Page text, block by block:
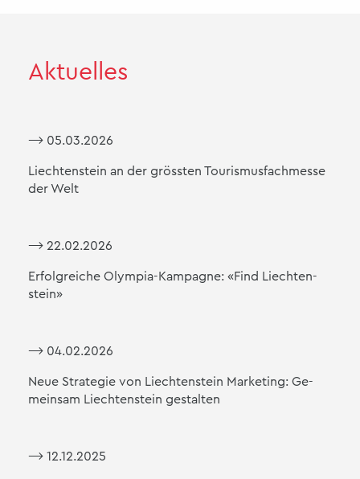
Ak­tu­el­les
⟶ 05.03.2026
Liech­ten­stein an der gröss­ten Tou­ris­mus­fach­mes­se
der Welt
⟶ 22.02.2026
Er­folg­rei­che Olym­pia-Kam­pa­gne: «Find Liech­ten­
stein»
⟶ 04.02.2026
Neue Stra­te­gie von Liech­ten­stein Mar­ke­ting: Ge­
mein­sam Liech­ten­stein ge­stal­ten
⟶ 12.12.2025